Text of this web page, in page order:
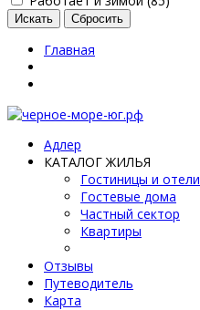
Главная
Адлер
КАТАЛОГ ЖИЛЬЯ
Гостиницы и отели
Гостевые дома
Частный сектор
Квартиры
Отзывы
Путеводитель
Карта